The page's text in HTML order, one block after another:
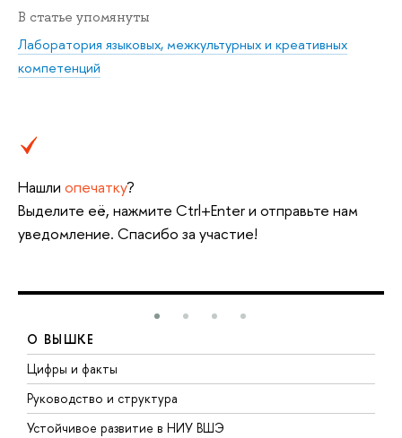
В статье упомянуты
Лаборатория языковых, межкультурных и креативных
компетенций
Нашли опечатку?
Выделите её, нажмите Ctrl+Enter и отправьте нам
уведомление. Спасибо за участие!
О ВЫШКЕ
Цифры и факты
Руководство и структура
Устойчивое развитие в НИУ ВШЭ